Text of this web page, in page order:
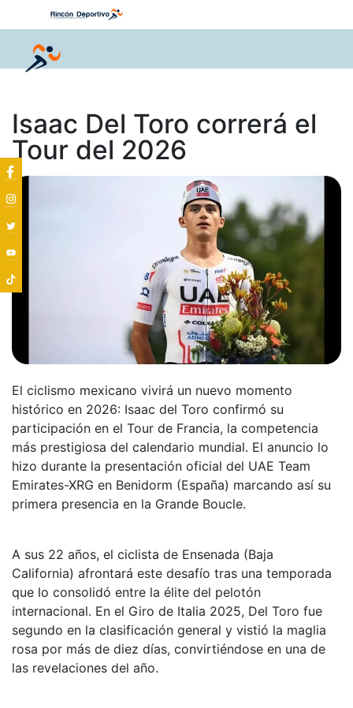
Isaac Del Toro correrá el
Tour del 2026
El ciclismo mexicano vivirá un nuevo momento
histórico en 2026: Isaac del Toro confirmó su
participación en el Tour de Francia, la competencia
más prestigiosa del calendario mundial. El anuncio lo
hizo durante la presentación oficial del UAE Team
Emirates-XRG en Benidorm (España) marcando así su
primera presencia en la Grande Boucle.
A sus 22 años, el ciclista de Ensenada (Baja
California) afrontará este desafío tras una temporada
que lo consolidó entre la élite del pelotón
internacional. En el Giro de Italia 2025, Del Toro fue
segundo en la clasificación general y vistió la maglia
rosa por más de diez días, convirtiéndose en una de
las revelaciones del año.